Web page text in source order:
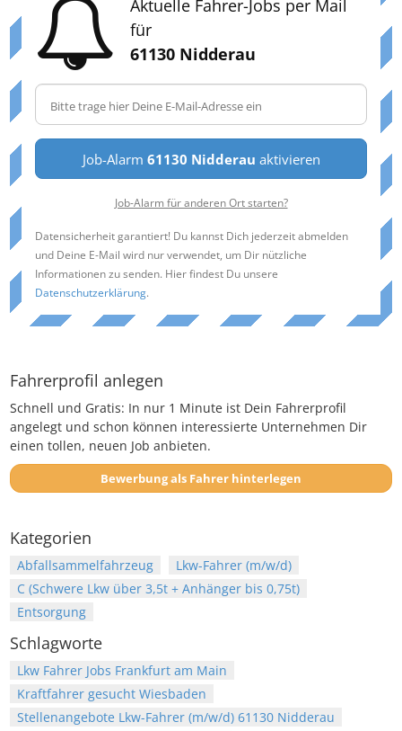
Aktuelle Fahrer-Jobs per Mail
für
61130 Nidderau
Job-Alarm 61130 Nidderau aktivieren
Job-Alarm für anderen Ort starten?
Datensicherheit garantiert! Du kannst Dich jederzeit abmelden
und Deine E-Mail wird nur verwendet, um Dir nützliche
Informationen zu senden. Hier findest Du unsere
Datenschutzerklärung.
Fahrerprofil anlegen
Schnell und Gratis: In nur 1 Minute ist Dein Fahrerprofil
angelegt und schon können interessierte Unternehmen Dir
einen tollen, neuen Job anbieten.
Bewerbung als Fahrer hinterlegen
Kategorien
Abfallsammelfahrzeug
Lkw-Fahrer (m/w/d)
C (Schwere Lkw über 3,5t + Anhänger bis 0,75t)
Entsorgung
Schlagworte
Lkw Fahrer Jobs Frankfurt am Main
Kraftfahrer gesucht Wiesbaden
Stellenangebote Lkw-Fahrer (m/w/d) 61130 Nidderau